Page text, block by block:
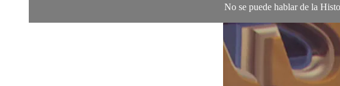
No se puede hablar de la